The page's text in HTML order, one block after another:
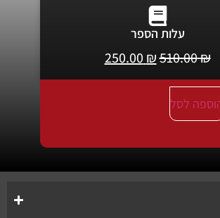
עלות הספר
₪
510.00
₪
לסל